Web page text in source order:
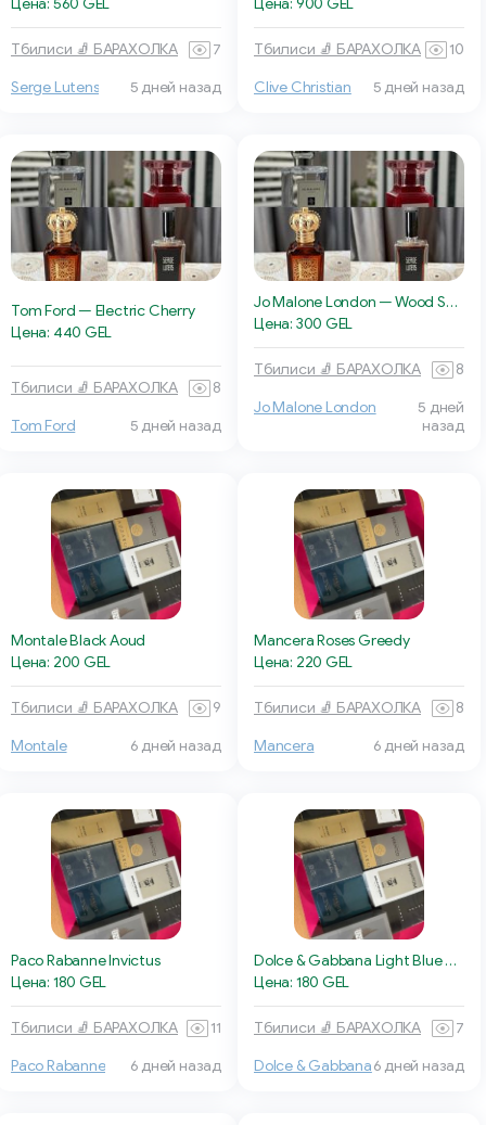
Тбилиси 🧦 БАРАХОЛКА 7
Serge Lutens 5 дней назад
Тбилиси 🧦 БАРАХОЛКА 10
Clive Christian 5 дней назад
Tom Ford — Electric Cherry
Цена: 440 GEL
Тбилиси 🧦 БАРАХОЛКА 8
Tom Ford 5 дней назад
Jo Malone London — Wood Sage & Sea Salt
Цена: 300 GEL
Тбилиси 🧦 БАРАХОЛКА 8
Jo Malone London
5 дней
назад
Montale Black Aoud
Цена: 200 GEL
Тбилиси 🧦 БАРАХОЛКА 9
Montale 6 дней назад
Mancera Roses Greedy
Цена: 220 GEL
Тбилиси 🧦 БАРАХОЛКА 8
Mancera 6 дней назад
Paco Rabanne Invictus
Цена: 180 GEL
Тбилиси 🧦 БАРАХОЛКА 11
Paco Rabanne 6 дней назад
Dolce & Gabbana Light Blue Pour Homme
Цена: 180 GEL
Тбилиси 🧦 БАРАХОЛКА 7
Dolce & Gabbana6 дней назад